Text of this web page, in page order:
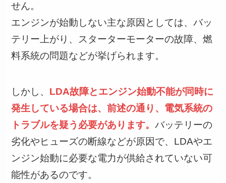
せん。
エンジンが始動しない主な原因としては、バッ
テリー上がり、スターターモーターの故障、燃
料系統の問題などが挙げられます。
しかし、 LDA故障とエンジン始動不能が同時に
発生している場合は、前述の通り、電気系統の
トラブルを疑う必要があります。バッテリーの
劣化やヒューズの断線などが原因で、LDAやエ
ンジン始動に必要な電力が供給されていない可
能性があるのです。